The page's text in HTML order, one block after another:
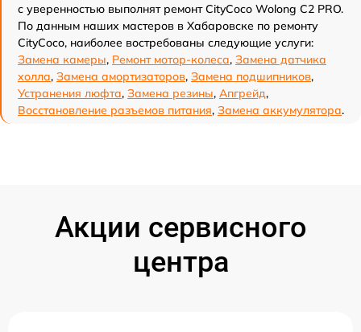
с уверенностью выполнят ремонт CityCoco Wolong C2 PRO.
По данным наших мастеров в Хабаровске по ремонту
CityCoco, наиболее востребованы следующие услуги:
Замена камеры, Ремонт мотор-колеса, Замена датчика
холла, Замена амортизаторов, Замена подшипников,
Устранения люфта, Замена резины, Апгрейд,
Восстановление разъемов питания, Замена аккумулятора.
Акции сервисного
центра